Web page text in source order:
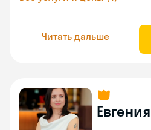
Читать дальше
Евгения